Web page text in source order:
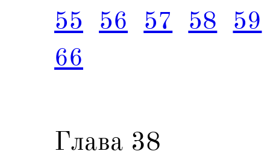
55
56 57 58
59
66
Глава 38